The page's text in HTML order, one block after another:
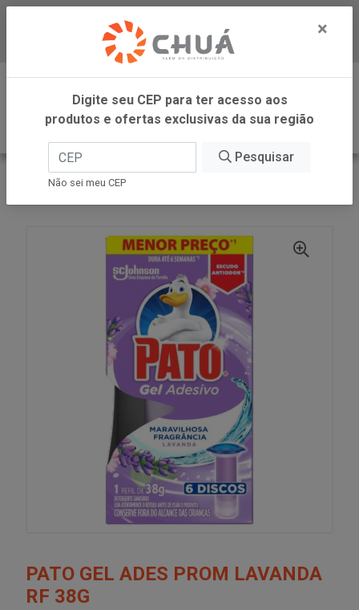
Baixe já nosso APP
0
INÍCIO
SC JOHNSON
PATO GEL ADES PROM LAVANDA
RF 38G
×
Digite seu CEP para ter acesso aos
produtos e ofertas exclusivas da sua região
Pesquisar
Não sei meu CEP